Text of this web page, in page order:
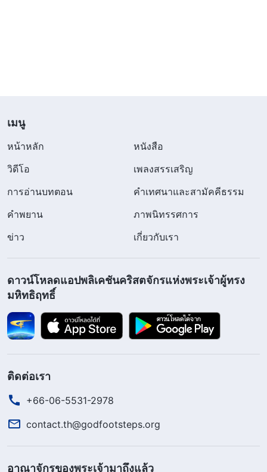
เมนู
หน้าหลัก
หนังสือ
วิดีโอ
เพลงสรรเสริญ
การอ่านบทตอน
คำเทศนาและสามัคคีธรรม
คำพยาน
ภาพนิทรรศการ
ข่าว
เกี่ยวกับเรา
ดาวน์โหลดแอปพลิเคชันคริสตจักรแห่งพระเจ้าผู้ทรง
มหิทธิฤทธิ์
ติดต่อเรา
+66-06-5531-2978
contact.th@godfootsteps.org
อาณาจักรของพระเจ้ามาถึงแล้ว